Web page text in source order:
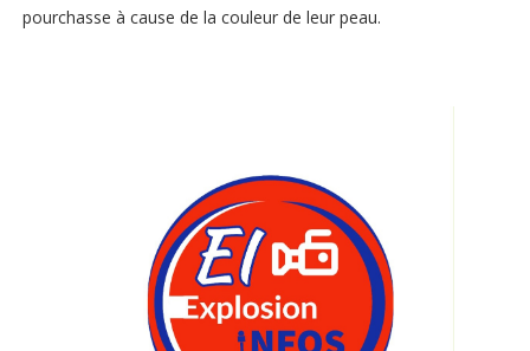
pourchasse à cause de la couleur de leur peau.